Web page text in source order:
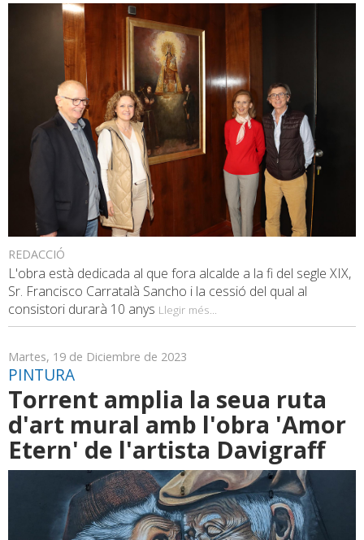
REDACCIÓ
L'obra està dedicada al que fora alcalde a la fi del segle XIX,
Sr. Francisco Carratalà Sancho i la cessió del qual al
consistori durarà 10 anys Llegir més...
Martes, 19 de Diciembre de 2023
PINTURA
Torrent amplia la seua ruta
d'art mural amb l'obra 'Amor
Etern' de l'artista Davigraff